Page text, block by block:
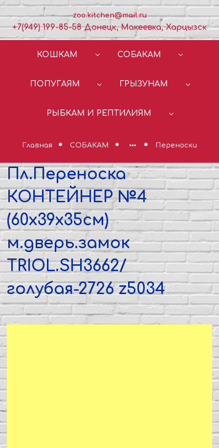
zoo.kitchen@mail.ru
+7(949) 199-85-58 Донецк, Макеевка, Харцызск
КОШКАМ СОБАКАМ
ПОПУГАЯМ ГРЫЗУНАМ
РЫБКАМ И РЕПТИЛИЯМ
Главная СОБАКАМ Переноски
Пл.Переноска
КОНТЕЙНЕР №4
(60х39х35см)
м.дверь.замок
TRIOL.SH3662/
голубая-2726 z5034